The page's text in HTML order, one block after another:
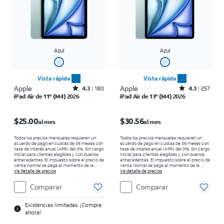
Azul
Vista rápida
Apple Rated4.3out of 5 stars with180reviews
4.3 180
iPad Air de 11" (M4) 2026
$25.00al mes
Todos los precios mensuales requieren un
acuerdo de pago en cuotas de 36 meses con
tasa de interés anual (APR) del 0%. Sin cargo
inicial para clientes elegibles y con buenos
antecedentes. El impuesto sobre el precio de
venta normal se paga al momento de la
compra. Existen restricciones.
Ve detalle de precios
Comparar
Existencias limitadas. ¡Compra
ahora!
Azul
Vista rápida
Apple Rated4.3out of 5 stars with257reviews
4.3 257
iPad Air de 13" (M4) 2026
$30.56al mes
Todos los precios mensuales requieren un
acuerdo de pago en cuotas de 36 meses con
tasa de interés anual (APR) del 0%. Sin cargo
inicial para clientes elegibles y con buenos
antecedentes. El impuesto sobre el precio de
venta normal se paga al momento de la
compra. Existen restricciones.
Ve detalle de precios
Comparar